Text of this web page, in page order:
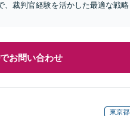
、裁判官経験を活かした最適な戦略
お問い合わせ
東京都